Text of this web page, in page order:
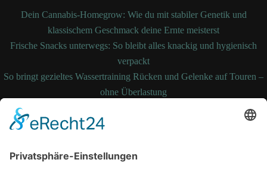
Dein Cannabis-Homegrow: Wie du mit stabiler Genetik und
klassischem Geschmack deine Ernte meisterst
Frische Snacks unterwegs: So bleibt alles knackig und hygienisch
verpackt
So bringt gezieltes Wassertraining Rücken und Gelenke auf Touren –
ohne Überlastung
So bleibt Ihre Bettdecke auch nach Jahren noch formstabil und
temperaturausgleichend
und durchsetzen